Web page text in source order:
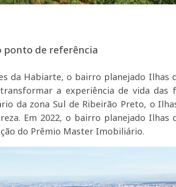
ponto de referência
da Habiarte, o bairro planejado Ilhas
a experiência de vida das
da zona Sul de Ribeirão Preto, o
Em 2022, o bairro planejado Ilhas
do Prêmio Master Imobiliário.